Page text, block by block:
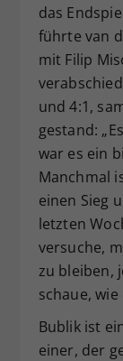
das
führte van
mit Filip
und 4:1,
gestand:
war es ein
Manchmal
einen Sieg
letzten
versuche,
zu bleiben,
schaue, wie
Bublik ist
einer, der